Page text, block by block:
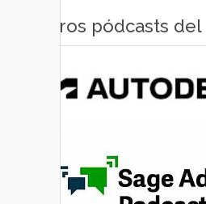
Otros pódcasts